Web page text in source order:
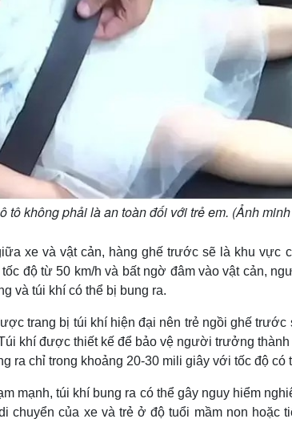
tô không phải là an toàn đối với trẻ em. (Ảnh
xe và vật cản, hàng ghế trước sẽ là khu vực
độ từ 50 km/h và bất ngờ đâm vào vật cản,
và túi khí có thể bị bung ra.
trang bị túi khí hiện đại nên trẻ ngồi ghế trước
khí được thiết kế để bảo vệ người trưởng
ra chỉ trong khoảng 20-30 mili giây với tốc độ có
mạnh, túi khí bung ra có thể gây nguy hiểm
chuyển của xe và trẻ ở độ tuổi mầm non hoặc